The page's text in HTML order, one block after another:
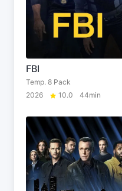
FBI
Temp. 8 Pack
2026
10.0 44min